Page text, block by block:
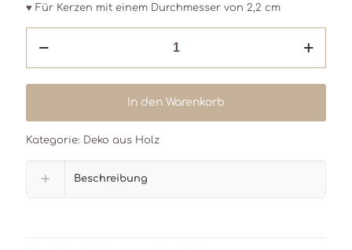
♥ Für Kerzen mit einem Durchmesser von 2,2 cm
In den Warenkorb
Kategorie: Deko aus Holz
Beschreibung